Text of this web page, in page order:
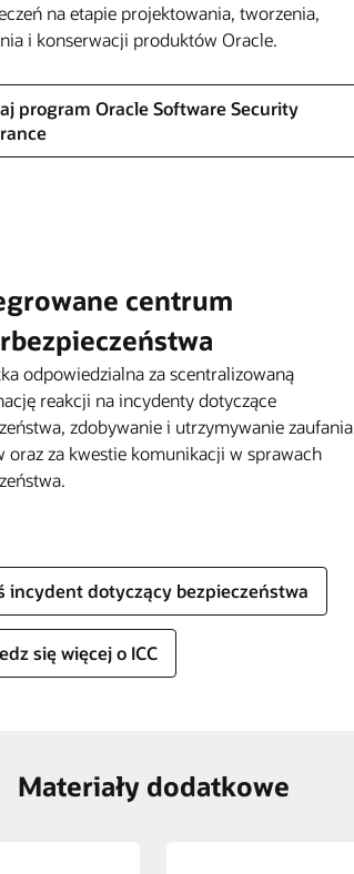
na etapie projektowania, tworzenia,
i konserwacji produktów Oracle.
program Oracle Software Security
centrum
odpowiedzialna za scentralizowaną
reakcji na incydenty dotyczące
zdobywanie i utrzymywanie zaufania
oraz za kwestie komunikacji w sprawach
incydent dotyczący bezpieczeństwa
się więcej o ICC
Materiały dodatkowe